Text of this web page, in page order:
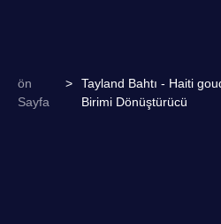
ön
Sayfa
>
Tayland Bahtı - Haiti
Birimi Dönüştürücü